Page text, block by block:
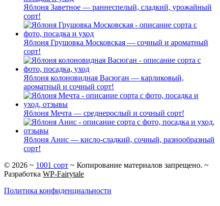
Яблоня Заветное — раннеспелый, сладкий, урожайный
сорт!
Яблоня Грушовка Московская — сочный и ароматный
сорт!
Яблоня колоновидная Васюган — карликовый,
ароматный и сочный сорт!
Яблоня Мечта — среднерослый и сочный сорт!
Яблоня Анис — кисло-сладкий, сочный, разнообразный
сорт!
© 2026 ~ 1001 сорт ~ Копирование материалов запрещено. ~
Разработка WP-Fairytale
Политика конфиденциальности